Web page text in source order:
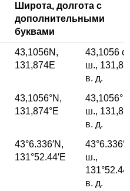
Широта, долгота с
дополнительными
буквами
43,1056N,
131,874E
43,1056 с.
ш.,
в. д.
43,1056°N,
131,874°E
43,1056°
ш.,
в. д.
43°6.336′N,
131°52.44′E
43°6.336′
ш.,
131°52.44′
в. д.